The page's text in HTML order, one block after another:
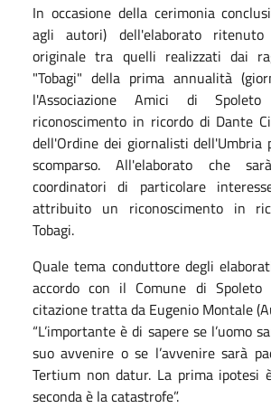
In occasione della cerimonia
agli autori) dell'elaborato
originale tra quelli realizzati dai
"Tobagi" della prima annualità
l'Associazione Amici di
riconoscimento in ricordo di Dante
dell'Ordine dei giornalisti dell'Umbria
scomparso. All'elaborato che
coordinatori di particolare
attribuito un riconoscimento in
Tobagi.
Quale tema conduttore degli
accordo con il Comune di
citazione tratta da Eugenio Montale
“L’importante è di sapere se l’uomo
suo avvenire o se l’avvenire sarà
Tertium non datur. La prima ipotesi
seconda è la catastrofe”.